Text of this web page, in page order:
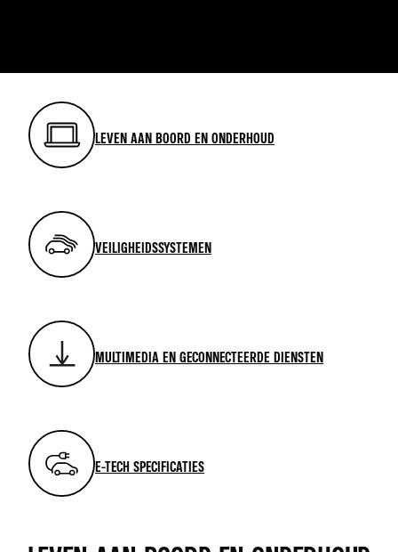
LEVEN AAN BOORD EN ONDERHOUD
VEILIGHEIDSSYSTEMEN
MULTIMEDIA EN GECONNECTEERDE DIENSTEN
E-TECH SPECIFICATIES